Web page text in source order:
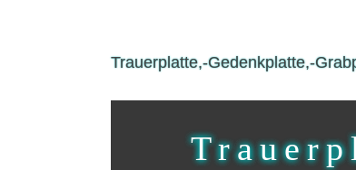
Trauerplatte,-Gedenkplatte,-